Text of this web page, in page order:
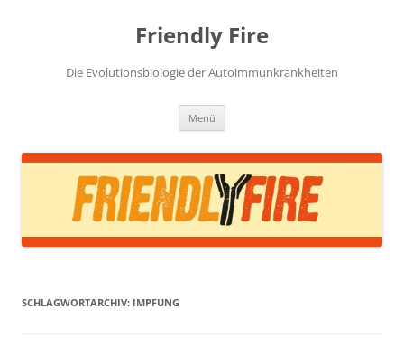
Friendly Fire
Die Evolutionsbiologie der Autoimmunkrankheiten
Menü
SCHLAGWORTARCHIV: IMPFUNG